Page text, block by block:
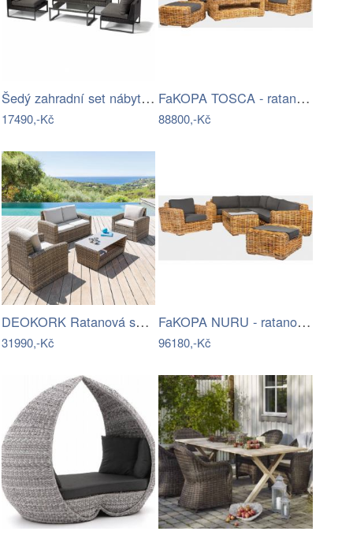
Šedý zahradní set nábytku z umělého…
17490,-Kč
FaKOPA TOSCA - ratanová sestava Amy Mdum
88800,-Kč
DEOKORK Ratanová sestava SANTORINI pro…
31990,-Kč
FaKOPA NURU - ratanová sestava Marina…
96180,-Kč